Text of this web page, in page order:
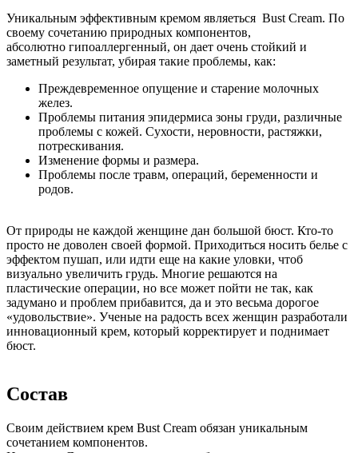
Уникальным эффективным кремом являеться Bust Cream. По
своему сочетанию природных компонентов,
абсолютно гипоаллергенный, он дает очень стойкий и
заметный результат, убирая такие проблемы, как:
Преждевременное опущение и старение молочных
желез.
Проблемы питания эпидермиса зоны груди, различные
проблемы с кожей. Сухости, неровности, растяжки,
потрескивания.
Изменение формы и размера.
Проблемы после травм, операций, беременности и
родов.
От природы не каждой женщине дан большой бюст. Кто-то
просто не доволен своей формой. Приходиться носить белье с
эффектом пушап, или идти еще на какие уловки, чтоб
визуально увеличить грудь. Многие решаются на
пластические операции, но все может пойти не так, как
задумано и проблем прибавится, да и это весьма дорогое
«удовольствие». Ученые на радость всех женщин разработали
инновационный крем, который корректирует и поднимает
бюст.
Состав
Своим действием крем Bust Cream обязан уникальным
сочетанием компонентов.